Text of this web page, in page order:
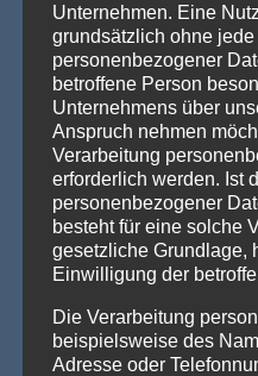
AKTUELLE NEWS
💡 Messehallen sind
– Wenn die Technik
strahlen –
Traversenhussen: Die elegante
Wer hier einen [...]Weiterlesen »
Vom Gentlemen’s
GALACTICA den
Die Stehtischhusse
den ikonischen Gentlemen’s-
Unternehmen. Eine
grundsätzlich ohne jede
personenbezogener
betroffene Person
Unternehmens über
Anspruch nehmen
Verarbeitung
erforderlich werden. Ist
personenbezogener
besteht für eine solche
gesetzliche Grundlage,
Einwilligung der
Die Verarbeitung
beispielsweise des
Adresse oder